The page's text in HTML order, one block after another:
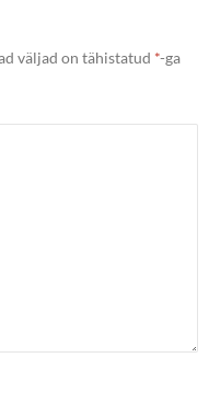
väljad on tähistatud *-ga